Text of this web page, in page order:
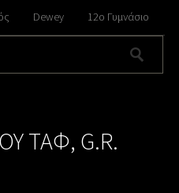
Dewey 12ο Γυμνάσιο
ΤΑΦ, G.R.